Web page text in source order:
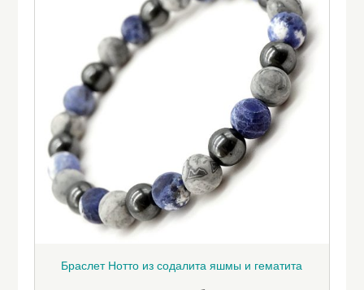
Браслет Нотто из содалита яшмы и гематита